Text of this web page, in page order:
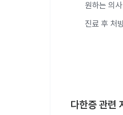
원하는 의
진료 후 처
다한증 관련